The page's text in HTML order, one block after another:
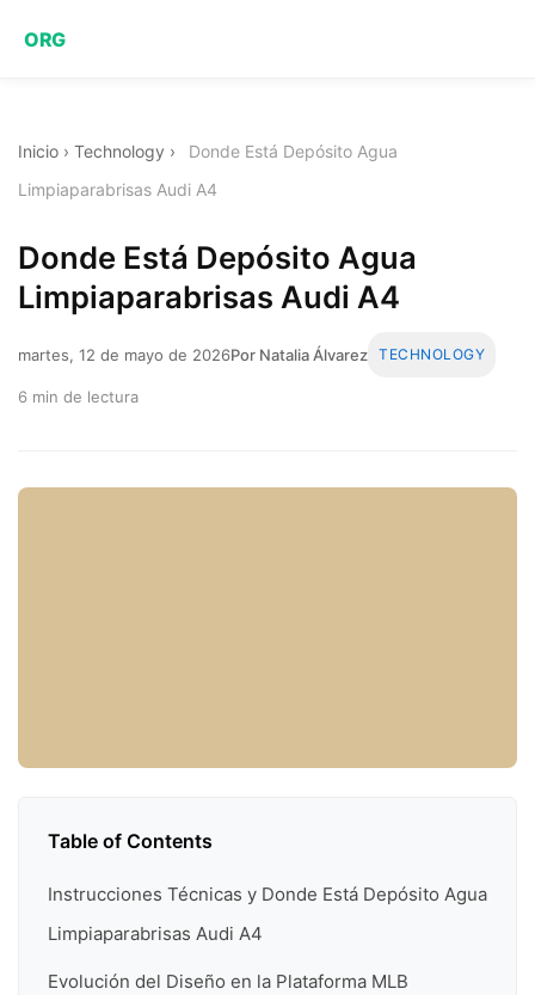
ORG
Inicio › Technology ›
Donde Está Depósito Agua
Limpiaparabrisas Audi A4
Donde Está Depósito Agua
Limpiaparabrisas Audi A4
martes, 12 de mayo de 2026Por Natalia Álvarez TECHNOLOGY
6 min de lectura
Table of Contents
Instrucciones Técnicas y Donde Está Depósito Agua
Limpiaparabrisas Audi A4
Evolución del Diseño en la Plataforma MLB